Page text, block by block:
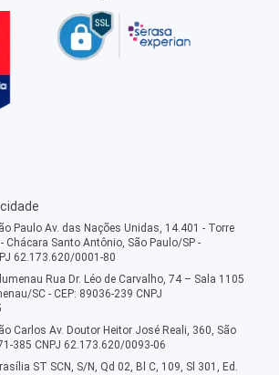
Paulo Av. das Nações Unidas, 14.401 - Torre
Chácara Santo Antônio, São Paulo/SP -
62.173.620/0001-80
Rua Dr. Léo de Carvalho, 74 – Sala 1105
SC - CEP: 89036-239 CNPJ
Carlos Av. Doutor Heitor José Reali, 360, São
385 CNPJ 62.173.620/0093-06
ST SCN, S/N, Qd 02, Bl C, 109, Sl 301, Ed.